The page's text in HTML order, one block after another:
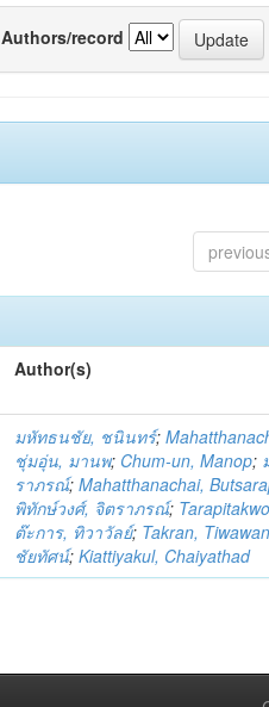
Authors/record
Author(s)
มหัทธนชัย, ชนินทร์;
ชุ่มอุ่น, มานพ; Chum-un, Manop;
ราภรณ์;Mahatthanachai,
พิทักษ์วงศ์, จิตราภรณ์;
ต๊ะการ, ทิวาวัลย์; Takran,
ชัยทัศน์;Kiattiyakul, Chaiyathad